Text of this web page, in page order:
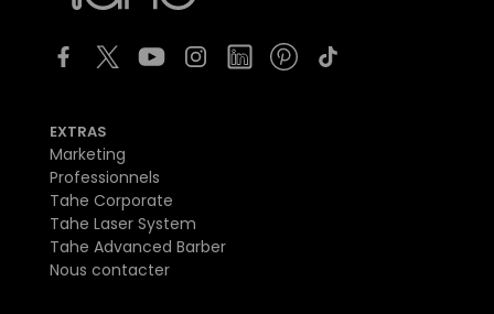
EXTRAS
Marketing
Professionnels
Tahe Corporate
Tahe Laser System
Tahe Advanced Barber
Nous contacter